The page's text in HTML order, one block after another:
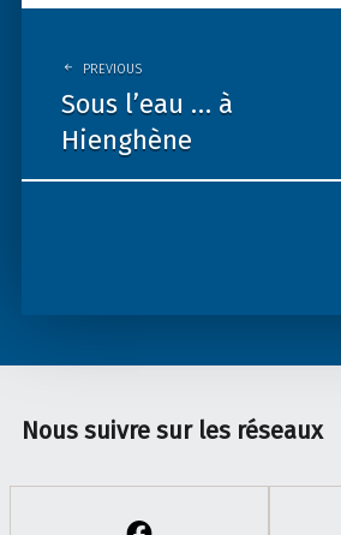
navigation
PREVIOUS
Sous l’eau … à
Hienghène
Nous suivre sur les réseaux